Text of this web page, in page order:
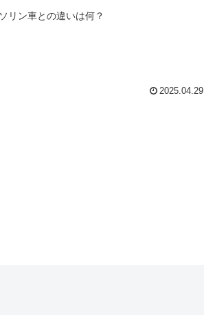
リン車との違いは何？
2025.04.29